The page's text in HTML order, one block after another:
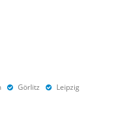
Görlitz Leipzig